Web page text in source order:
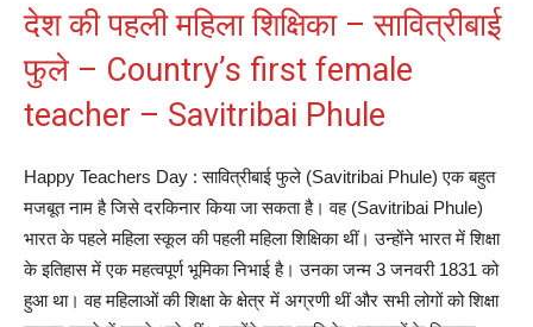
देश की पहली महिला शिक्षिका – सावित्रीबाई
फुले – Country’s first female
teacher – Savitribai Phule
Happy Teachers Day : सावित्रीबाई फुले (Savitribai Phule) एक बहुत
मजबूत नाम है जिसे दरकिनार किया जा सकता है। वह (Savitribai Phule)
भारत के पहले महिला स्कूल की पहली महिला शिक्षिका थीं। उन्होंने भारत में शिक्षा
के इतिहास में एक महत्वपूर्ण भूमिका निभाई है। उनका जन्म 3 जनवरी 1831 को
हुआ था। वह महिलाओं की शिक्षा के क्षेत्र में अग्रणी थीं और सभी लोगों को शिक्षा